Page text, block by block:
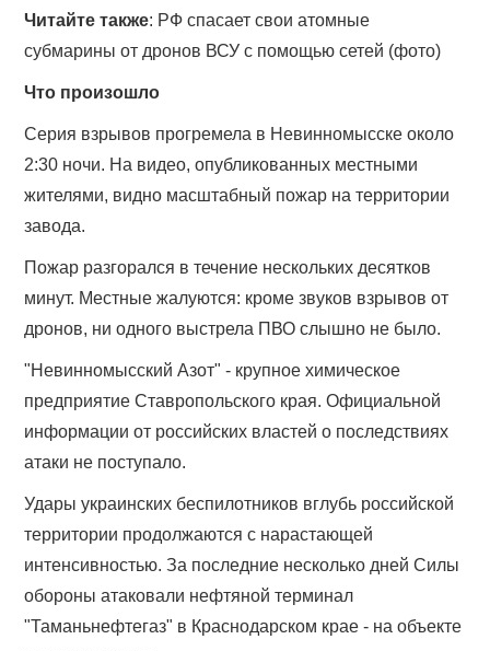
Читайте также: РФ спасает свои атомные
субмарины от дронов ВСУ с помощью сетей (фото)
Что произошло
Серия взрывов прогремела в Невинномысске около
2:30 ночи. На видео, опубликованных местными
жителями, видно масштабный пожар на территории
завода.
Пожар разгорался в течение нескольких десятков
минут. Местные жалуются: кроме звуков взрывов от
дронов, ни одного выстрела ПВО слышно не было.
"Невинномысский Азот" - крупное химическое
предприятие Ставропольского края. Официальной
информации от российских властей о последствиях
атаки не поступало.
Удары украинских беспилотников вглубь российской
территории продолжаются с нарастающей
интенсивностью. За последние несколько дней Силы
обороны атаковали нефтяной терминал
"Таманьнефтегаз" в Краснодарском крае - на объекте